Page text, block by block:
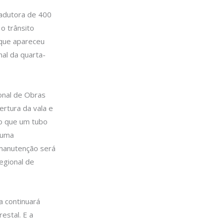
de 400
trânsito
apareceu
da quarta-
de Obras
da vala e
que um tubo
será
de
continuará
E a